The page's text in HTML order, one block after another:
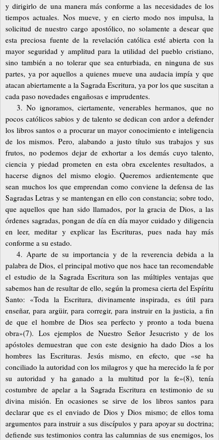
y dirigirlo de una manera más conforme a las necesidades de los
tiempos actuales. Nos mueve, y en cierto modo nos impulsa, la
solicitud de nuestro cargo apostólico, no solamente a desear que
esta preciosa fuente de la revelación católica esté abierta con la
mayor seguridad y amplitud para la utilidad del pueblo cristiano,
sino también a no tolerar que sea enturbiada, en ninguna de sus
partes, ya por aquellos a quienes mueve una audacia impía y que
atacan abiertamente a la Sagrada Escritura, ya por los que suscitan a
cada paso novedades engañosas e imprudentes.
3. No ignoramos, ciertamente, venerables hermanos, que no
pocos católicos sabios y de talento se dedican con ardor a defender
los libros santos o a procurar un mayor conocimiento e inteligencia
de los mismos. Pero, alabando a justo título sus trabajos y sus
frutos, no podemos dejar de exhortar a los demás cuyo talento,
ciencia y piedad prometen en esta obra excelentes resultados, a
hacerse dignos del mismo elogio. Queremos ardientemente que
sean muchos los que emprendan como conviene la defensa de las
Sagradas Letras y se mantengan en ello con constancia; sobre todo,
que aquellos que han sido llamados, por la gracia de Dios, a las
órdenes sagradas, pongan de día en día mayor cuidado y diligencia
en leer, meditar y explicar las Escrituras, pues nada hay más
conforme a su estado.
4. Aparte de su importancia y de la reverencia debida a la
palabra de Dios, el principal motivo que nos hace tan recomendable
el estudio de la Sagrada Escritura son las múltiples ventajas que
sabemos han de resultar de ello, según la promesa cierta del Espíritu
Santo: «Toda la Escritura, divinamente inspirada, es útil para
enseñar, para argüir, para corregir, para instruir en la justicia, a fin
de que el hombre de Dios sea perfecto y pronto a toda buena
obra»(7). Los ejemplos de Nuestro Señor Jesucristo y de los
apóstoles demuestran que con este designio ha dado Dios a los
hombres las Escrituras. Jesús mismo, en efecto, que «se ha
conciliado la autoridad con los milagros y que ha merecido la fe por
su autoridad y ha ganado a la multitud por la fe»(8), tenía
costumbre de apelar a la Sagrada Escritura en testimonio de su
divina misión. En ocasiones se sirve de los libros santos para
declarar que es el enviado de Dios y Dios mismo; de ellos toma
argumentos para instruir a sus discípulos y para apoyar su doctrina;
defiende sus testimonios contra las calumnias de sus enemigos, los